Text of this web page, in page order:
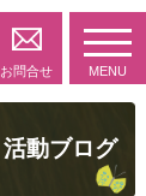
お問合せ MENU
活動ブログ